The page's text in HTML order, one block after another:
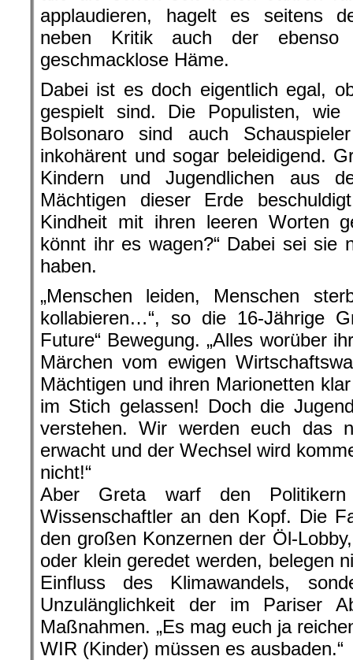
applaudieren, hagelt es seitens
neben Kritik auch der
geschmacklose Häme.
Dabei ist es doch eigentlich egal,
gespielt sind. Die Populisten,
Bolsonaro sind auch
inkohärent und sogar beleidigend.
Kindern und Jugendlichen aus
Mächtigen dieser Erde
Kindheit mit ihren leeren Worten
könnt ihr es wagen?“ Dabei sei sie
haben.
„Menschen leiden, Menschen
kollabieren…“, so die 16-Jährige
Future“ Bewegung. „Alles worüber
Märchen vom ewigen
Mächtigen und ihren Marionetten
im Stich gelassen! Doch die
verstehen. Wir werden euch das
erwacht und der Wechsel wird
nicht!“
Aber Greta warf den
Wissenschaftler an den Kopf. Die
den großen Konzernen der Öl-
oder klein geredet werden, belegen
Einfluss des Klimawandels,
Unzulänglichkeit der im Pariser
Maßnahmen. „Es mag euch ja
WIR (Kinder) müssen es ausbaden.“